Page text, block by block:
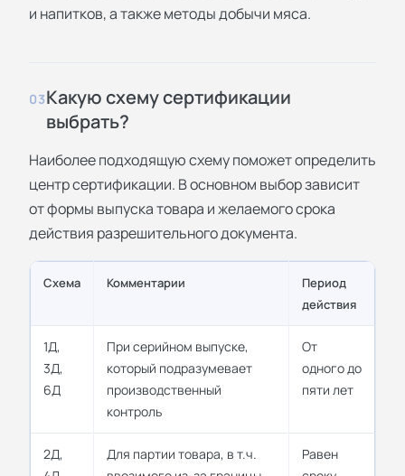
и напитков, а также методы добычи мяса.
03Какую схему сертификации
выбрать?
Наиболее подходящую схему поможет определить
центр сертификации. В основном выбор зависит
от формы выпуска товара и желаемого срока
действия разрешительного документа.
Схема Комментарии
Период
действия
1Д,
3Д,
6Д
При серийном выпуске,
который подразумевает
производственный
контроль
От
одного до
пяти лет
2Д,
Для партии товара, в т.ч.
Равен